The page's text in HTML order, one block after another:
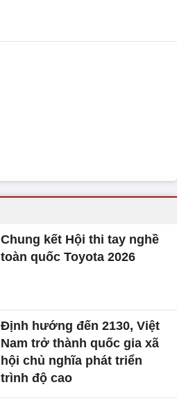
Chung kết Hội thi tay nghề
toàn quốc Toyota 2026
Định hướng đến 2130, Việt
Nam trở thành quốc gia xã
hội chủ nghĩa phát triển
trình độ cao